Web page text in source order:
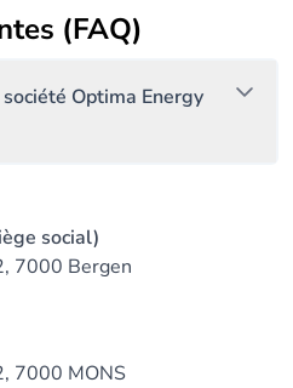
(FAQ)
Optima Energy
social)
7000 Bergen
7000 MONS